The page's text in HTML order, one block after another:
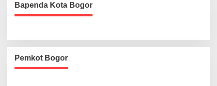
Bapenda Kota Bogor
Pemkot Bogor